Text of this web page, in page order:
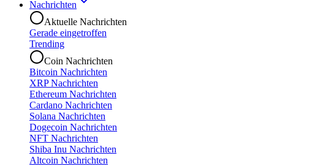
Nachrichten
Aktuelle Nachrichten
Gerade eingetroffen
Trending
Coin Nachrichten
Bitcoin Nachrichten
XRP Nachrichten
Ethereum Nachrichten
Cardano Nachrichten
Solana Nachrichten
Dogecoin Nachrichten
NFT Nachrichten
Shiba Inu Nachrichten
Altcoin Nachrichten